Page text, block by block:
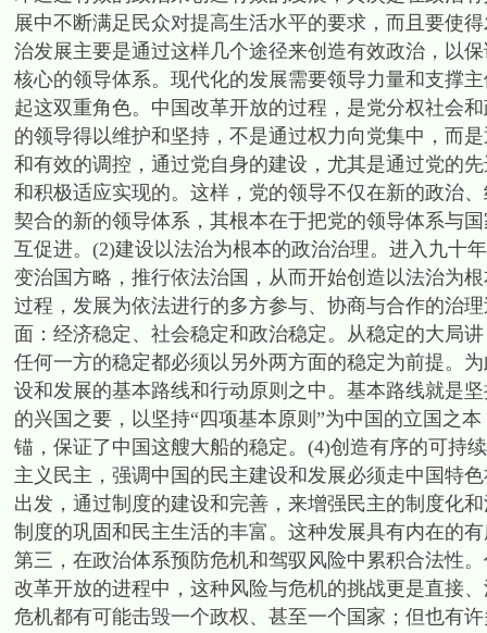
展中不断满足民众对提高生活水平的要求，而且要使
治发展主要是通过这样几个途径来创造有效政治，以
核心的领导体系。现代化的发展需要领导力量和支撑
起这双重角色。中国改革开放的过程，是党分权社会
的领导得以维护和坚持，不是通过权力向党集中，而
和有效的调控，通过党自身的建设，尤其是通过党的
和积极适应实现的。这样，党的领导不仅在新的政治
契合的新的领导体系，其根本在于把党的领导体系与
互促进。(2)建设以法治为根本的政治治理。进入九十
变治国方略，推行依法治国，从而开始创造以法治为
过程，发展为依法进行的多方参与、协商与合作的治
面：经济稳定、社会稳定和政治稳定。从稳定的大局
任何一方的稳定都必须以另外两方面的稳定为前提。
设和发展的基本路线和行动原则之中。基本路线就是
的兴国之要，以坚持“四项基本原则”为中国的立国之
锚，保证了中国这艘大船的稳定。(4)创造有序的可持
主义民主，强调中国的民主建设和发展必须走中国特
出发，通过制度的建设和完善，来增强民主的制度化
制度的巩固和民主生活的丰富。这种发展具有内在的
第三，在政治体系预防危机和驾驭风险中累积合法性
改革开放的进程中，这种风险与危机的挑战更是直接
危机都有可能击毁一个政权、甚至一个国家；但也有